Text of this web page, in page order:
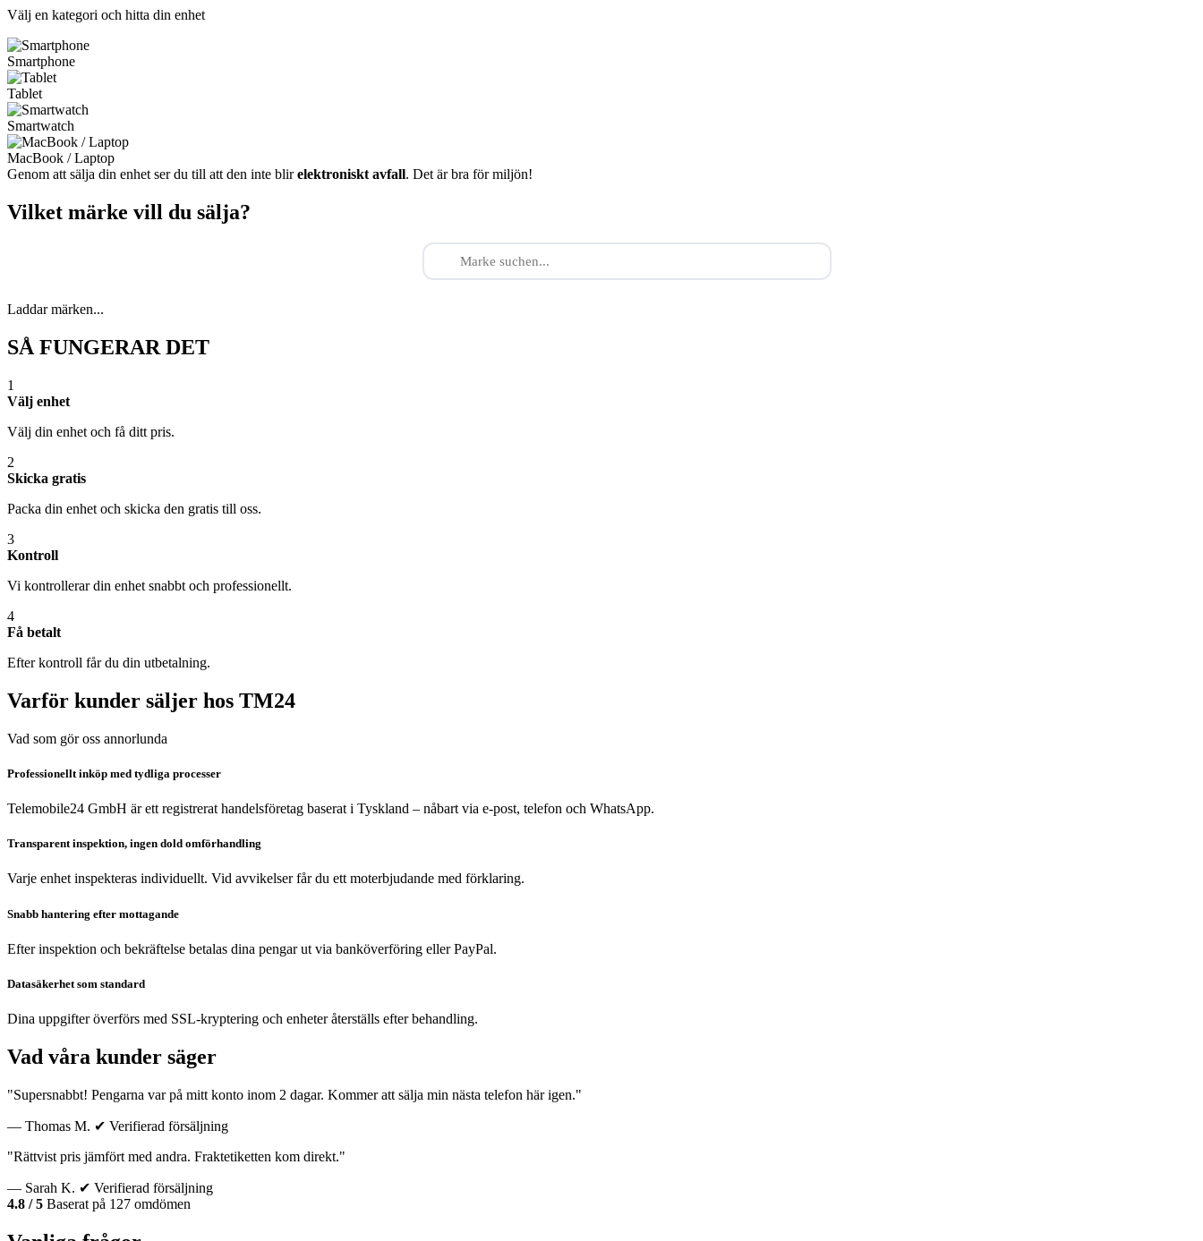
Välj en kategori och hitta din enhet
Smartphone
Tablet
Smartwatch
MacBook / Laptop
Genom att sälja din enhet ser du till att den inte blirelektroniskt avfall. Det är bra för miljön!
Vilket märke vill du sälja?
Laddar märken...
SÅ FUNGERAR DET
1
Välj enhet
Välj din enhet och få ditt pris.
2
Skicka gratis
Packa din enhet och skicka den gratis till oss.
3
Kontroll
Vi kontrollerar din enhet snabbt och professionellt.
4
Få betalt
Efter kontroll får du din utbetalning.
Varför kunder säljer hos TM24
Vad som gör oss annorlunda
Professionellt inköp med tydliga processer
Telemobile24 GmbH är ett registrerat handelsföretag baserat i Tyskland – nåbart via e-post, telefon och WhatsApp.
Transparent inspektion, ingen dold omförhandling
Varje enhet inspekteras individuellt. Vid avvikelser får du ett moterbjudande med förklaring.
Snabb hantering efter mottagande
Efter inspektion och bekräftelse betalas dina pengar ut via banköverföring eller PayPal.
Datasäkerhet som standard
Dina uppgifter överförs med SSL-kryptering och enheter återställs efter behandling.
Vad våra kunder säger
"Supersnabbt! Pengarna var på mitt konto inom 2 dagar. Kommer att sälja min nästa telefon här igen."
— Thomas M. ✔ Verifierad försäljning
"Rättvist pris jämfört med andra. Fraktetiketten kom direkt."
— Sarah K. ✔ Verifierad försäljning
4.8 / 5 Baserat på 127 omdömen